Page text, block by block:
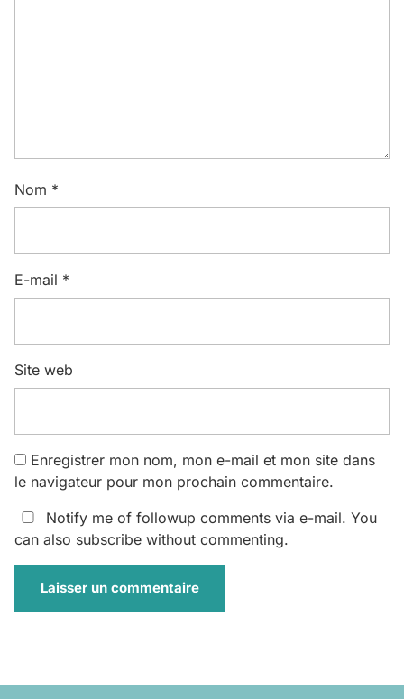
Nom *
E-mail *
Site web
Enregistrer mon nom, mon e-mail et mon site dans
le navigateur pour mon prochain commentaire.
Notify me of followup comments via e-mail. You
can also subscribe without commenting.